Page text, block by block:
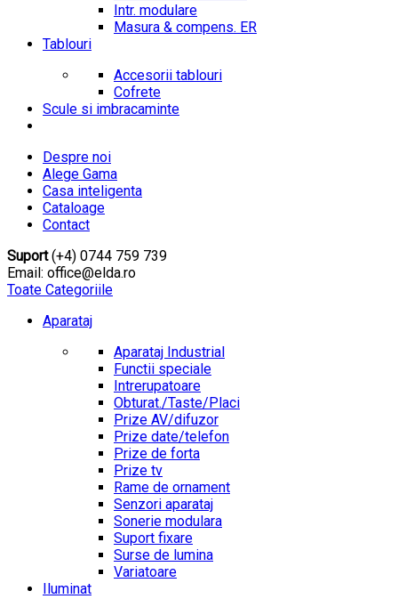
Intr. modulare
Masura & compens. ER
Tablouri
Accesorii tablouri
Cofrete
Scule si imbracaminte
Despre noi
Alege Gama
Casa inteligenta
Cataloage
Contact
Suport(+4) 0744 759 739
Email: office@elda.ro
Toate Categoriile
Aparataj
Aparataj Industrial
Functii speciale
Intrerupatoare
Obturat./Taste/Placi
Prize AV/difuzor
Prize date/telefon
Prize de forta
Prize tv
Rame de ornament
Senzori aparataj
Sonerie modulara
Suport fixare
Surse de lumina
Variatoare
Iluminat